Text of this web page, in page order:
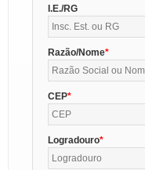
I.E./RG
Razão/Nome
CEP
Logradouro